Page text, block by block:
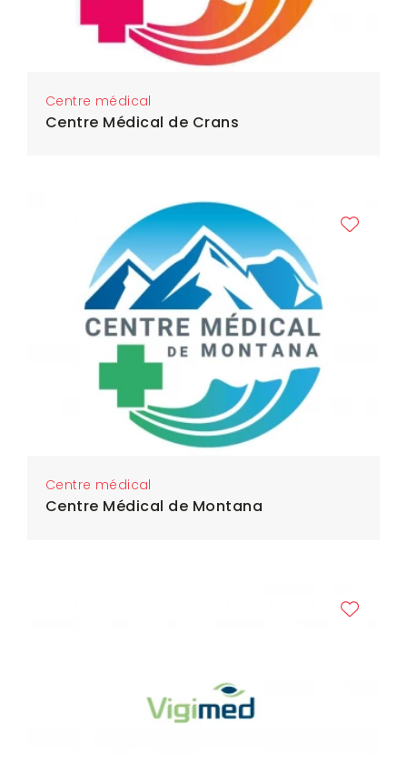
Centre médical
Centre Médical de Crans
Centre médical
Centre Médical de Montana